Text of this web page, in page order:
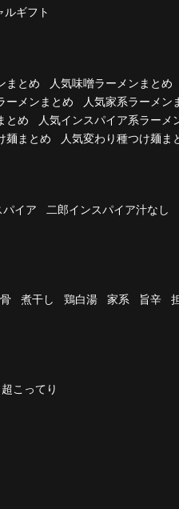
ルギフト
まとめ
人気味噌ラーメンまとめ
ーメンまとめ
人気家系ラーメン
とめ
人気インスパイア系ラーメ
麺まとめ 人気変わり種つけ麺ま
パイア 二郎インスパイア汁なし
煮干し 鶏白湯 家系 旨辛
超こってり